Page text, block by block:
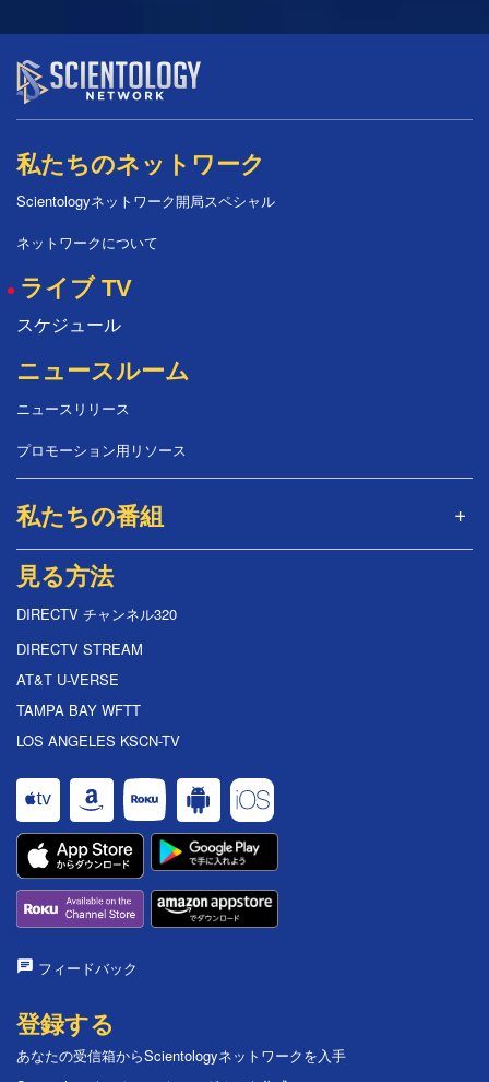
私たちのネットワーク
Scientologyネットワーク開局スペシャル
ネットワークについて
ライブ TV
スケジュール
ニュースルーム
ニュースリリース
プロモーション用リソース
私たちの番組
見る方法
DIRECTV チャンネル320
DIRECTV STREAM
AT&T U-VERSE
TAMPA BAY WFTT
LOS ANGELES KSCN-TV
フィードバック
登録する
あなたの受信箱からScientologyネットワークを入手